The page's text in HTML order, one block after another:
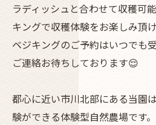
ラディッシュと合わせて収穫可
キングで収穫体験をお楽しみ頂
ベジキングのご予約はいつでも
ご連絡お待ちしております😌
都心に近い市川北部にある当園
験ができる体験型自然農場です。